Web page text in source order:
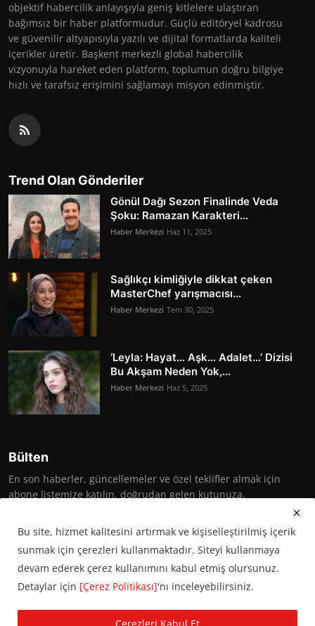
objektif habercilik anlayışıyla geniş kitlelere ulaştıran
bağımsız bir haber platformudur. Güçlü editöryel kadrosu
ve güvenilir altyapısıyla yazılı ve dijital formatlarda kaliteli
içerikler üretir. Başkent merkezli global habercilik
vizyonuyla hareket eden platform, toplumun doğru bilgiye
hızlı ve tarafsız erişimini sağlamayı misyon edinmiştir.
Trend Olan Gönderiler
Gönül Dağı Sezon Finalinde Veda
Şoku: Ramazan Karakteri...
Haber Merkezi Haz 11, 2025
Sağlıkçı kimliğiyle dikkat çeken
MasterChef yarışmacısı...
Haber Merkezi Tem 30, 2025
‘Leyla: Hayat… Aşk… Adalet…’ Dizisi
Bu Akşam Neden Yok,...
Haber Merkezi Haz 5, 2025
Bülten
En son haberler, güncellemeler ve özel teklifler almak için
abone listemize katılın, doğrudan gelen kutunuza.
Abone Ol
Bu site, hizmet kalitesini artırmak ve kişiselleştirilmiş içerik
sunmak için çerezleri kullanmaktadır. Siteyi kullanmaya
devam ederek çerez kullanımını kabul etmiş olursunuz.
Detaylar için [Çerez Politikası]'nı inceleyebilirsiniz.